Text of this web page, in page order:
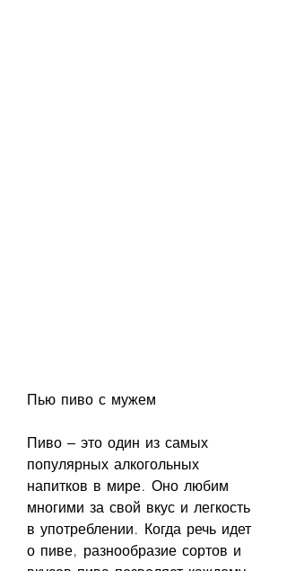
Пью пиво с мужем
Пиво – это один из самых
популярных алкогольных
напитков в мире. Оно любим
многими за свой вкус и легкость
в употреблении. Когда речь идет
о пиве, разнообразие сортов и